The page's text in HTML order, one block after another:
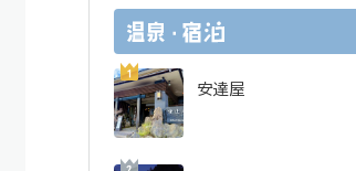
安達屋